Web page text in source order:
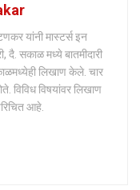
यांनी मास्टर्स इन
दै. सकाळ मध्ये बातमीदारी
लिखाण केले. चार
विविध विषयांवर लिखाण
आहे.